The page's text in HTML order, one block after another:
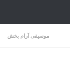
موسیقی آرام بخش